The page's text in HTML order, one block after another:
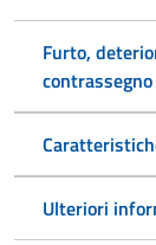
Furto,
contrassegno
Ulteriori